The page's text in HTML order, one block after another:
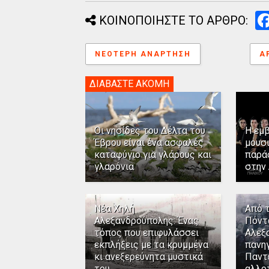
ΚΟΙΝΟΠΟΙΗΣΤΕ ΤΟ ΑΡΘΡΟ:
ΝΕΌΤΕΡΗ ΑΝΆΡΤΗΣΗ
ΔΙΑΒΑΣΤΕ ΑΚΟΜΗ
Οι νησίδες του Δέλτα του
Έβρου είναι ένα ασφαλές
καταφύγιο για γλάρους και
γλαρόνια
Η
στην
Νέα Χηλή
Αλεξανδρούπολης: Ένας
τόπος που επιφυλάσσει
εκπλήξεις με τα κρυμμένα
κι ανεξερεύνητα μυστικά
Από